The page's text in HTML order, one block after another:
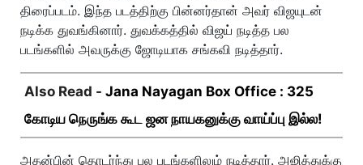
திரைப்படம். இந்த படத்திற்கு பின்னர்தான் அவர் விஜயுடன்
நடிக்க துவங்கினார். துவக்கத்தில் விஜய் நடித்த பல
படங்களில் அவருக்கு ஜோடியாக சங்கவி நடித்தார்.
Also Read - Jana Nayagan Box Office : 325
கோடிய நெருங்க கூட ஜன நாயகனுக்கு வாய்ப்பு இல்ல!
அதன்பின் தொடர்ந்து பல படங்களிலும் நடித்தார். அஜித்துக்கு